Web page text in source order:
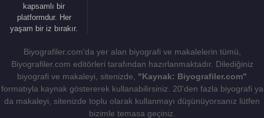
kapsamlı bir
platformdur. Her
yaşam bir iz bırakır.
Biyografiler.com'da yer alan biyografi ve makalelerin tümü,
Biyografiler.com editörleri tarafından hazırlanmaktadır. Dilediğiniz
biyografi ve makaleyi, sitenizde, "Kaynak: Biyografiler.com"
formatıyla kaynak göstererek kullanabilirsiniz. 20'den fazla biyografi ya
da makaleyi, sitenizde toplu olarak kullanmayı düşünüyorsanız lütfen
bizimle temasa geçiniz.